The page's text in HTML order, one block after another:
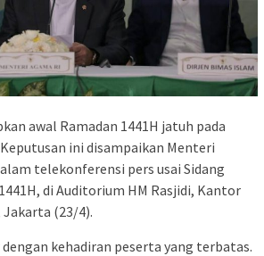
awal Ramadan 1441H jatuh pada
ini disampaikan Menteri
telekonferensi pers usai Sidang
di Auditorium HM Rasjidi, Kantor
(23/4).
kehadiran peserta yang terbatas.